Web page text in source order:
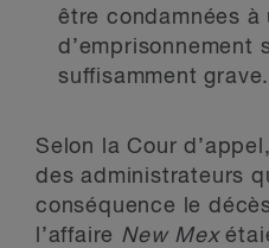
être condamnées à
d’emprisonnement
suffisamment grave.
Selon la Cour
des administrateurs
conséquence le
l’affaire New Mex